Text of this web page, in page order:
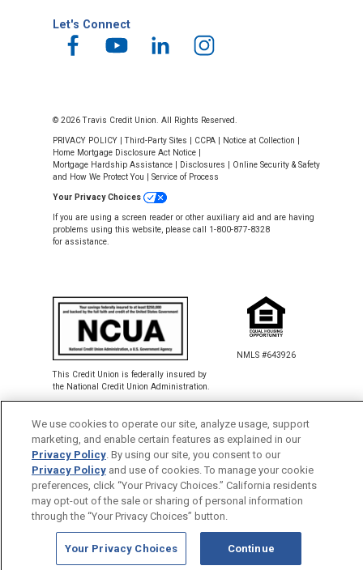
Let's Connect
© 2026 Travis Credit Union. All Rights Reserved.
PRIVACY POLICY |Third-Party Sites CCPA Notice at Collection
Home Mortgage Disclosure Act Notice
Mortgage Hardship Assistance
Disclosures
Online Security & Safety
and How We Protect You
Service of Process
Your Privacy Choices
If you are using a screen reader or other auxiliary aid and are having
problems using this website, please call 1-800-877-8328
for assistance.
This Credit Union is federally insured by
the National Credit Union Administration.
NMLS #643926
Back to Top
We use cookies to operate our site, analyze usage, support
marketing, and enable certain features as explained in our
Privacy Policy. By using our site, you consent to our
Privacy Policyand use of cookies. To manage your cookie
preferences, click “Your Privacy Choices.” California residents
may opt-out of the sale or sharing of personal information
through the “Your Privacy Choices” button.
Your Privacy Choices Continue